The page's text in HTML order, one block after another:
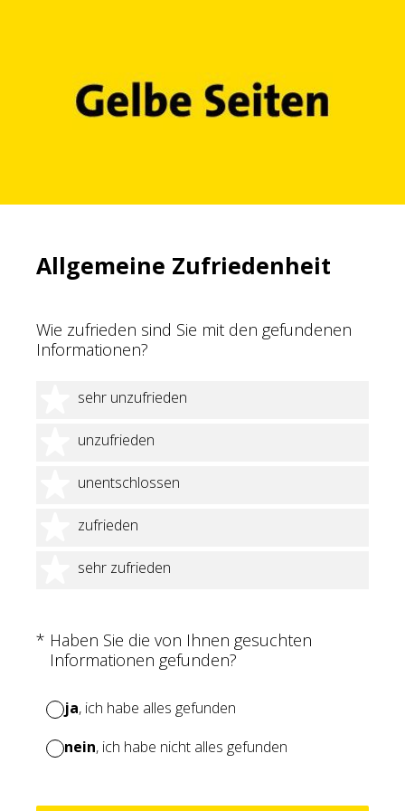
Allgemeine Zufriedenheit
Wie zufrieden sind Sie mit den gefundenen
Informationen?
sehr unzufrieden
1 Stern
unzufrieden
2 Sterne
unentschlossen
3 Sterne
zufrieden
4 Sterne
sehr zufrieden
5 Sterne
* Haben Sie die von Ihnen gesuchten
Informationen gefunden?
(Erforderlich.)
ja, ich habe alles gefunden
nein, ich habe nicht alles gefunden